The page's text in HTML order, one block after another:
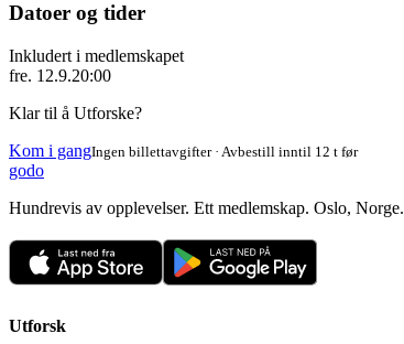
Datoer og tider
Inkludert i medlemskapet
fre. 12.9.20:00
Klar til å Utforske?
Kom i gangIngen billettavgifter · Avbestill inntil 12 t før
godo
Hundrevis av opplevelser. Ett medlemskap. Oslo, Norge.
Utforsk